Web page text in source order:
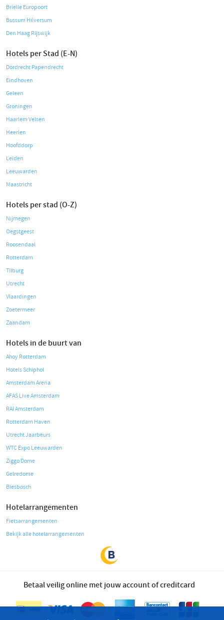
Brielle Europoort
Bussum Hilversum
Den Haag Rijswijk
Hotels per Stad (E-N)
Dordrecht Papendrecht
Eindhoven
Geleen
Groningen
Haarlem Velsen
Heerlen
Hoofddorp
Leiden
Leeuwarden
Maastricht
Hotels per stad (O-Z)
Nijmegen
Oegstgeest
Roosendaal
Rotterdam
Tilburg
Utrecht
Vlaardingen
Zoetermeer
Zaandam
Hotels in de buurt van
Ahoy Rotterdam
Hotels Schiphol
Amsterdam Arena
AFAS Live Amsterdam
RAI Amsterdam
Rotterdam Haven
Utrecht Jaarbeurs
WTC Expo Leeuwarden
Ziggo Dome
Gelredome
Biesbosch
Hotelarrangementen
Fietsarrangementen
Bekijk alle hotelarrangementen
Betaal veilig online met jouw account of creditcard